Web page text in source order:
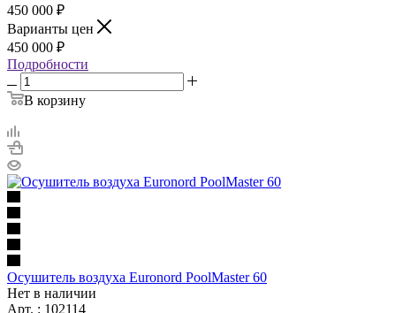
450 000 ₽
Варианты цен
450 000 ₽
Подробности
В корзину
Осушитель воздуха Euronord PoolMaster 60
Нет в наличии
Арт. : 102114